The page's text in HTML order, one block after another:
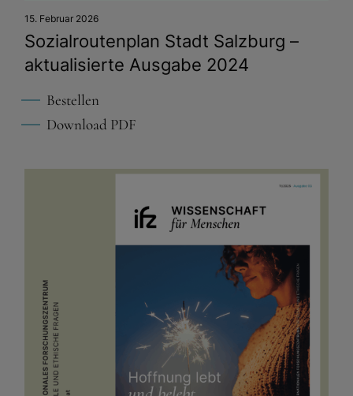
Sozialroutenplan Stadt Salzburg –
aktualisierte Ausgabe 2024
15. Februar 2026
Bestellen
Download PDF